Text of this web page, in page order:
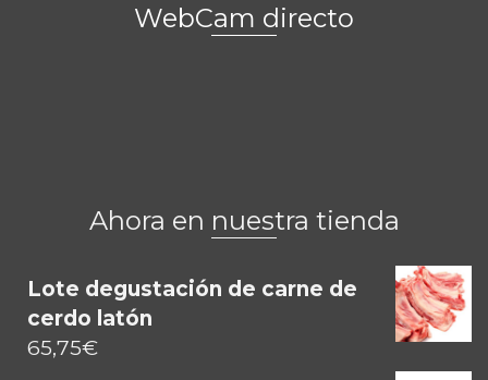
WebCam directo
Ahora en nuestra tienda
Lote degustación de carne de
cerdo latón
65,75€